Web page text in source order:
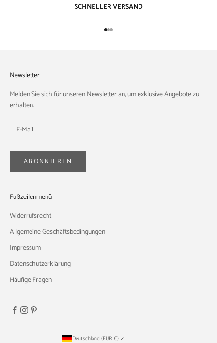
SCHNELLER VERSAND
Gehe zu Element 1
Gehe zu Element 2
Gehe zu Element 3
Newsletter
Melden Sie sich für unseren Newsletter an, um exklusive Angebote zu
erhalten.
ABONNIEREN
Fußzeilenmenü
Widerrufsrecht
Allgemeine Geschäftsbedingungen
Impressum
Datenschutzerklärung
Häufige Fragen
Deutschland (EUR €)